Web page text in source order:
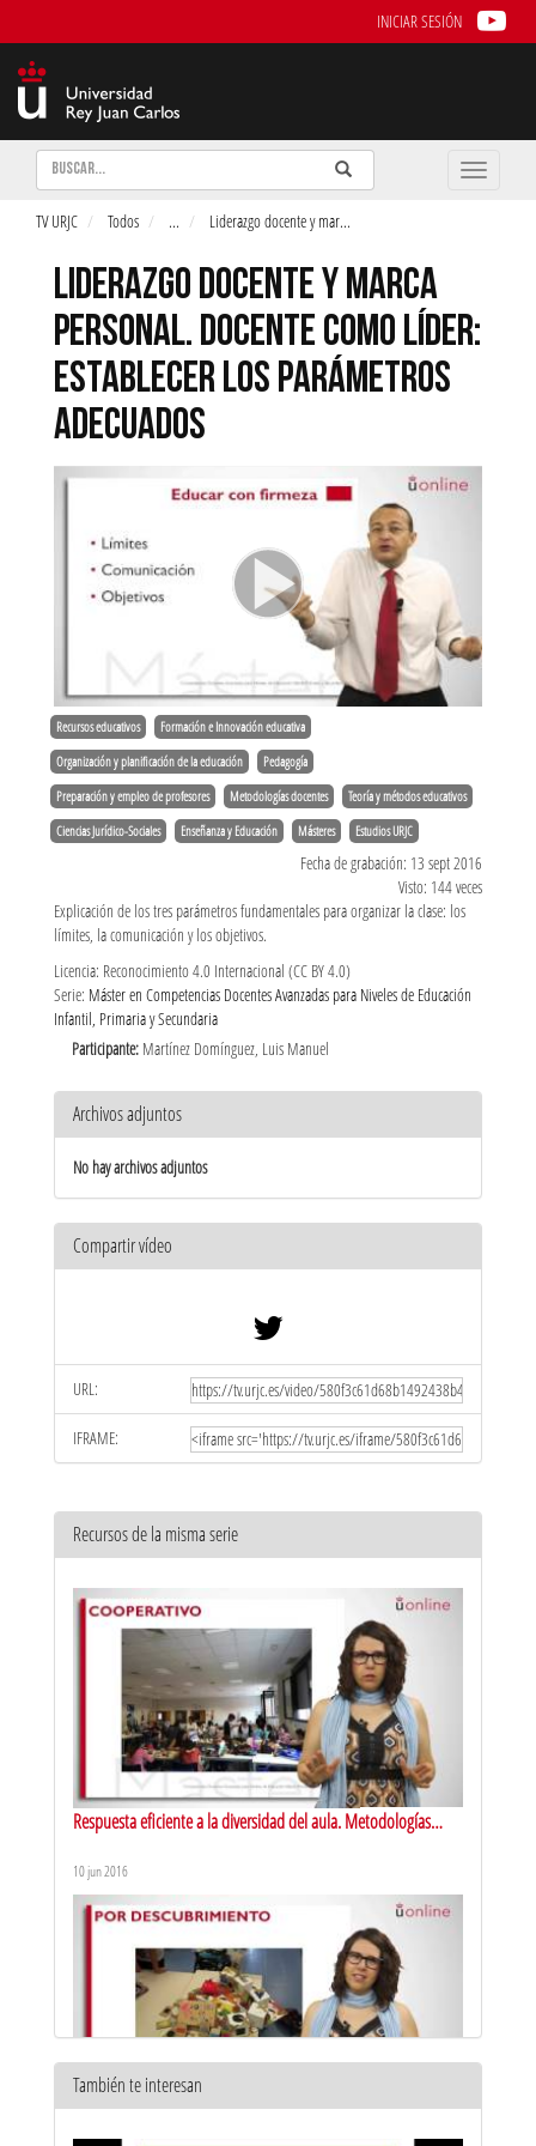
INICIAR SESIÓN
Buscar Enviar
Buscar
Toggle
TV URJC Todos ... Liderazgo docente y mar...
LIDERAZGO DOCENTE Y MARCA
PERSONAL. DOCENTE COMO LÍDER:
ESTABLECER LOS PARÁMETROS
ADECUADOS
Recursos educativos Formación e Innovación educativa
Organización y planificación de la educación Pedagogía
Preparación y empleo de profesores Metodologías docentes Teoría y métodos educativos
Ciencias Jurídico-Sociales Enseñanza y Educación Másteres Estudios URJC
Fecha de grabación: 13 sept 2016
Visto: 144 veces
Explicación de los tres parámetros fundamentales para organizar la clase: los
límites, la comunicación y los objetivos.
Licencia: Reconocimiento 4.0 Internacional (CC BY 4.0)
Serie: Máster en Competencias Docentes Avanzadas para Niveles de Educación
Infantil, Primaria y Secundaria
Participante: Martínez Domínguez, Luis Manuel
Archivos adjuntos
No hay archivos adjuntos
Compartir vídeo
URL:
IFRAME:
Recursos de la misma serie
Respuesta eficiente a la diversidad del aula. Metodologías
10 jun 2016
También te interesan